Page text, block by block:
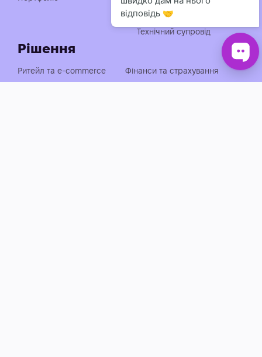
Рішення
Ритейл та e-commerce
Фінанси та страхування
Консультація із
впровадження АІ
Технічний супровід